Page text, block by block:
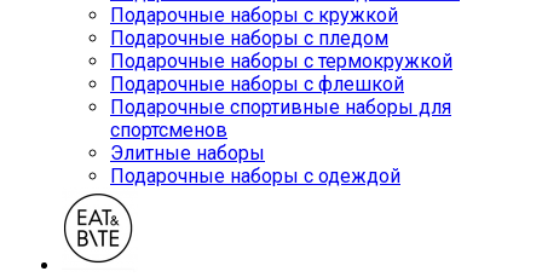
Подарочные наборы с кружкой
Подарочные наборы с пледом
Подарочные наборы с термокружкой
Подарочные наборы с флешкой
Подарочные спортивные наборы для
спортсменов
Элитные наборы
Подарочные наборы с одеждой